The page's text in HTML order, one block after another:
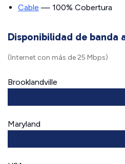
Cable — 100% Cobertura
Disponibilidad de banda
(Internet con más de 25 Mbps)
Brooklandville
Maryland